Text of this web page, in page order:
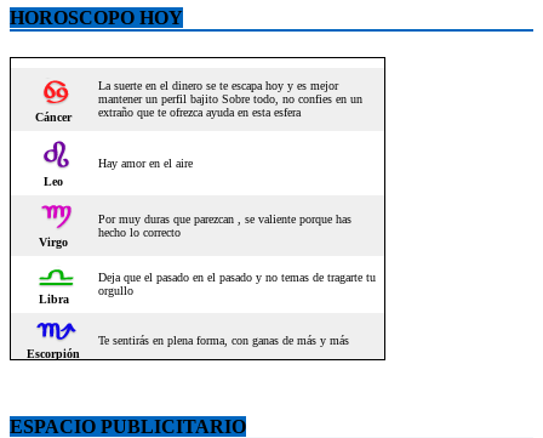
HOROSCOPO HOY
ESPACIO PUBLICITARIO